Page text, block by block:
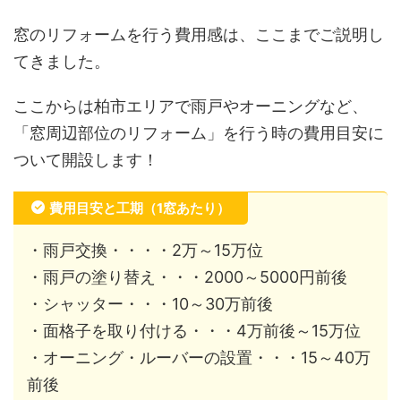
窓のリフォームを行う費用感は、ここまでご説明し
てきました。
ここからは柏市エリアで雨戸やオーニングなど、
「窓周辺部位のリフォーム」を行う時の費用目安に
ついて開設します！
費用目安と工期（1窓あたり）
・雨戸交換・・・・2万～15万位
・雨戸の塗り替え・・・2000～5000円前後
・シャッター・・・10～30万前後
・面格子を取り付ける・・・4万前後～15万位
・オーニング・ルーバーの設置・・・15～40万
前後